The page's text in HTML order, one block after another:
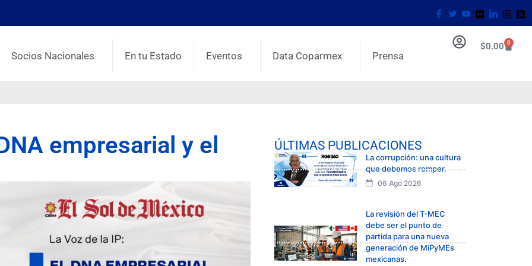
Socios Nacionales En tu Estado Eventos Data Coparmex Prensa
$0.00 0
empresarial y el ÚLTIMAS PUBLICACIONES
La corrupción: una cultura
que debemos romper.
06 Ago 2026
La revisión del T-MEC
debe ser el punto de
partida para una nueva
generación de MiPyMEs
mexicanas.